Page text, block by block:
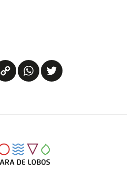
Facebook
Copy
WhatsApp